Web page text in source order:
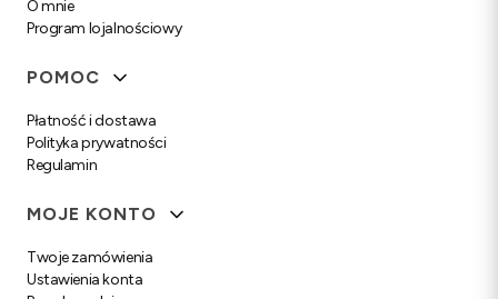
O mnie
Program lojalnościowy
POMOC
Płatność i dostawa
Polityka prywatności
Regulamin
MOJE KONTO
Twoje zamówienia
Ustawienia konta